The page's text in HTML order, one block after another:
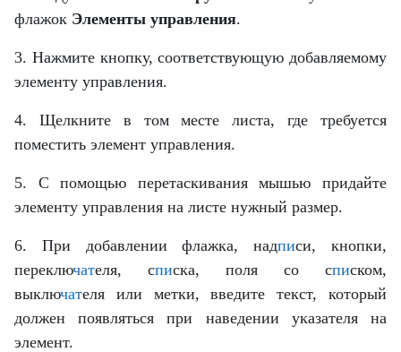
флажок Элементы управления.
3. Нажмите кнопку, соответствующую добавляемому
элементу управления.
4. Щелкните в том месте листа, где требуется
поместить элемент управления.
5. С помощью перетаскивания мышью придайте
элементу управления на листе нужный размер.
6. При добавлении флажка, надписи, кнопки,
переключателя, списка, поля со списком,
выключателя или метки, введите текст, который
должен появляться при наведении указателя на
элемент.